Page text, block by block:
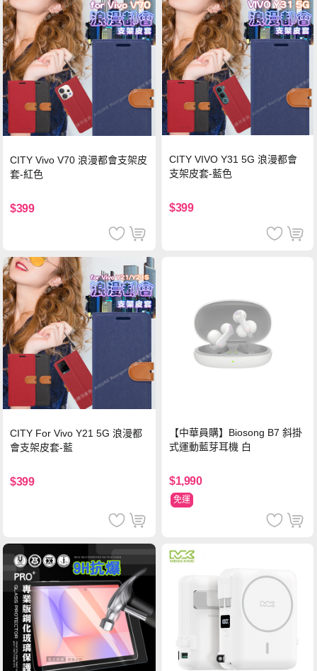
CITY Vivo V70 浪漫都會支架皮
套-紅色
$399
CITY VIVO Y31 5G 浪漫都會
支架皮套-藍色
$399
CITY For Vivo Y21 5G 浪漫都
會支架皮套-藍
$399
【中華員購】Biosong B7 斜掛
式運動藍芽耳機 白
$1,990
免運